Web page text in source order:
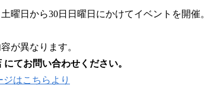
曜日から30日日曜日にかけてイベントを開催。
が異なります。
てお問い合わせください。
はこちらより